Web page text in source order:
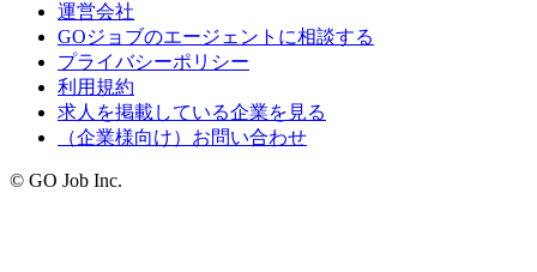
運営会社
GOジョブのエージェントに相談する
プライバシーポリシー
利用規約
求人を掲載している企業を見る
（企業様向け）お問い合わせ
© GO Job Inc.